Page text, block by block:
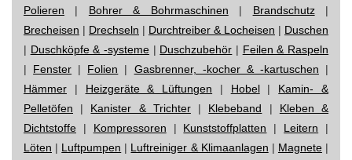
Polieren | Bohrer & Bohrmaschinen | Brandschutz|
Brecheisen | Drechseln | Durchtreiber & Locheisen | Duschen
| Duschköpfe & -systeme | Duschzubehör | Feilen & Raspeln
| Fenster | Folien | Gasbrenner, -kocher & -kartuschen |
Hämmer | Heizgeräte & Lüftungen | Hobel| Kamin- &
Pelletöfen | Kanister & Trichter| Klebeband | Kleben &
Dichtstoffe | Kompressoren | Kunststoffplatten | Leitern |
Löten | Luftpumpen | Luftreiniger & Klimaanlagen | Magnete|